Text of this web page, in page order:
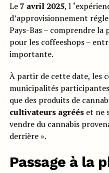
Le7 avril 2025, l ‘
d’approvisionnement
Pays-Bas – comprendre la
pour les coffeeshops –
importante.
À partir de cette date, les
municipalités
que des produits de
cultivateurs agrééset ne
vendre du cannabis
derrière ».
Passage à la